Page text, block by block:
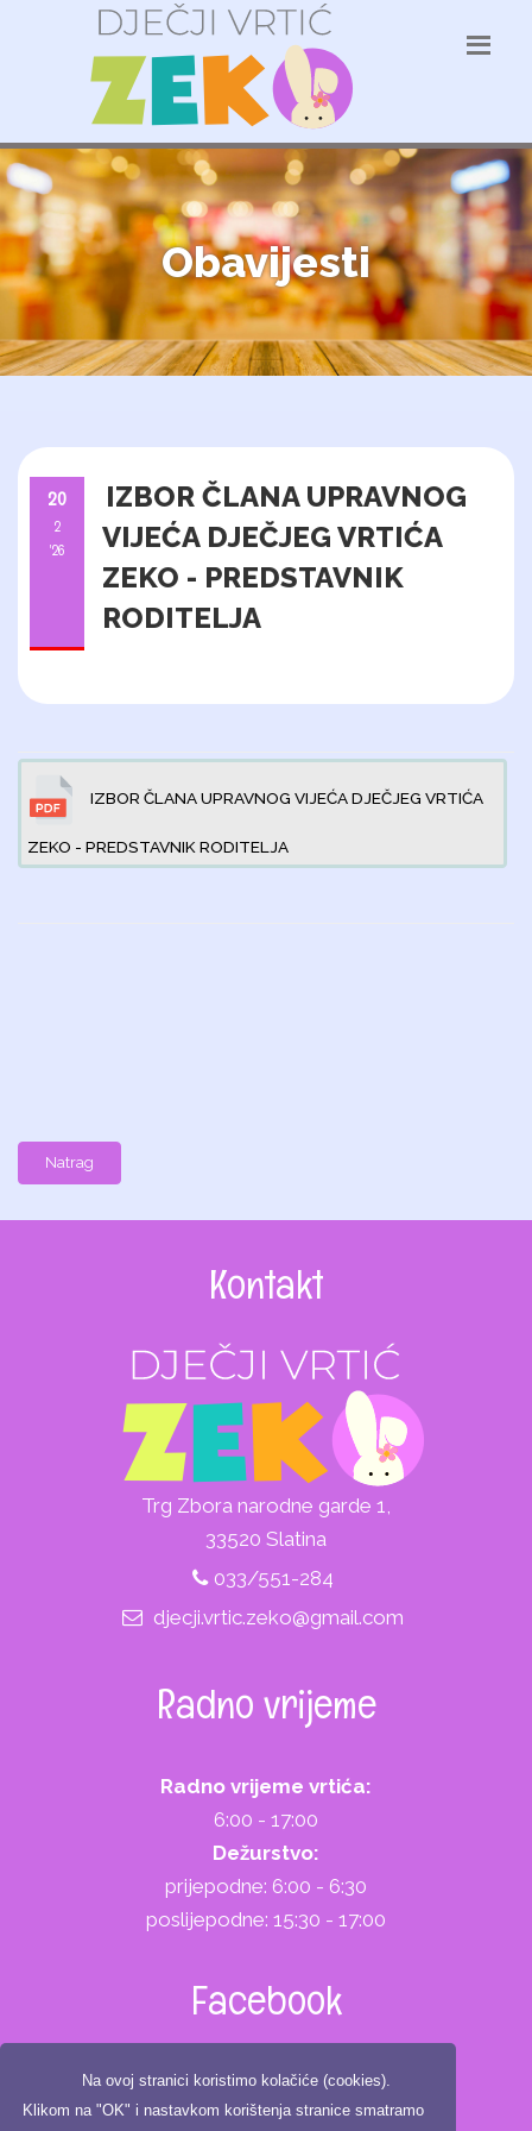
Na ovoj stranici koristimo kolačiće (cookies).
Klikom na "OK" i nastavkom korištenja stranice smatramo
Obavijesti
20
2
'26
IZBOR ČLANA UPRAVNOG
VIJEĆA DJEČJEG VRTIĆA
ZEKO - PREDSTAVNIK
RODITELJA
IZBOR ČLANA UPRAVNOG VIJEĆA DJEČJEG VRTIĆA
ZEKO - PREDSTAVNIK RODITELJA
Natrag
Kontakt
Trg Zbora narodne garde 1,
33520 Slatina
033/551-284
djecji.vrtic.zeko@gmail.com
Radno vrijeme
Radno vrijeme vrtića:
6:00 - 17:00
Dežurstvo:
prijepodne: 6:00 - 6:30
poslijepodne: 15:30 - 17:00
Facebook